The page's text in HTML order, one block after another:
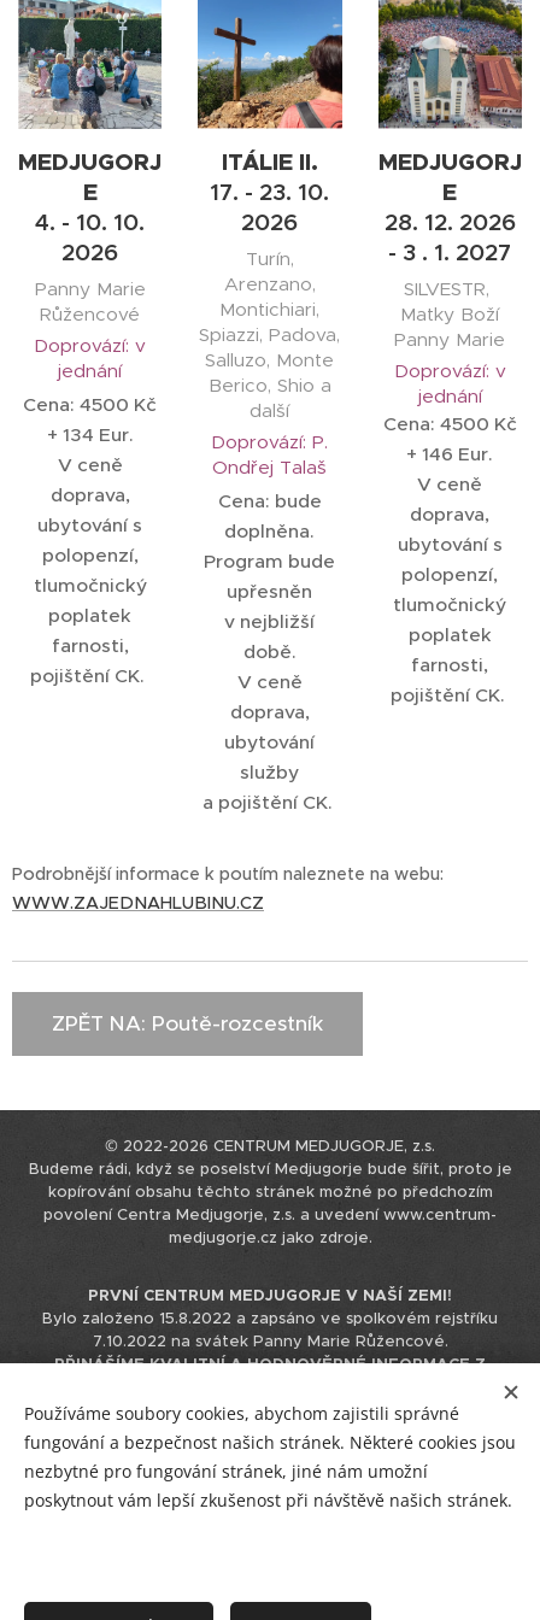
MEDJUGORJ
E
4. - 10. 10.
2026
Panny Marie
Růžencové
Doprovází: v
jednání
Cena: 4500 Kč
+ 134 Eur.
V ceně
doprava,
ubytování s
polopenzí,
tlumočnický
poplatek
farnosti,
pojištění CK.
ITÁLIE II.
17. - 23. 10.
2026
Turín,
Arenzano,
Montichiari,
Spiazzi, Padova,
Salluzo, Monte
Berico, Shio a
další
Doprovází: P.
Ondřej Talaš
Cena: bude
doplněna.
Program bude
upřesněn
v nejbližší
době.
V ceně
doprava,
ubytování
služby
a pojištění CK.
MEDJUGORJ
E
28. 12. 2026
- 3 . 1. 2027
SILVESTR,
Matky Boží
Panny Marie
Doprovází: v
jednání
Cena: 4500 Kč
+ 146 Eur.
V ceně
doprava,
ubytování s
polopenzí,
tlumočnický
poplatek
farnosti,
pojištění CK.
Podrobnější informace k poutím naleznete na webu:
WWW.ZAJEDNAHLUBINU.CZ
ZPĚT NA: Poutě-rozcestník
© 2022-2026 CENTRUM MEDJUGORJE, z.s.
Budeme rádi, když se poselství Medjugorje bude šířit, proto je
kopírování obsahu těchto stránek možné po předchozím
povolení Centra Medjugorje, z.s. a uvedení www.centrum-
medjugorje.cz jako zdroje.
PRVNÍ CENTRUM MEDJUGORJE V NAŠÍ ZEMI!
Bylo založeno 15.8.2022 a zapsáno ve spolkovém rejstříku
7.10.2022 na svátek Panny Marie Růžencové.
PŘINÁŠÍME KVALITNÍ A HODNOVĚRNÉ INFORMACE Z
Tyto informace čerpáme přímo z originálního
zdroje v chorvatštině, nepoužíváme k tomu podklady již
přeložené do jiných jazyků, čímž eliminujeme možnost zkreslení
informace při překládání překladu.
IČO 17544866 / +420 723 230 310 / info@centrum-medjugorje.cz
Facebook/Instagram /YouTube
GDPR
Používáme soubory cookies, abychom zajistili správné
fungování a bezpečnost našich stránek. Některé cookies jsou
nezbytné pro fungování stránek, jiné nám umožní
poskytnout vám lepší zkušenost při návštěvě našich stránek.